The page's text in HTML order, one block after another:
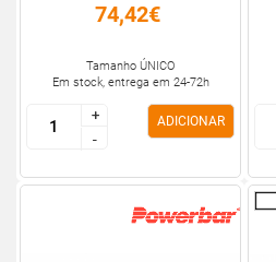
74,42€
Tamanho ÚNICO
Em stock, entrega em 24-72h
+
-
+
-
ADICIONAR